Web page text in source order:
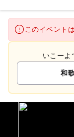
このイベント
いこーよ
和